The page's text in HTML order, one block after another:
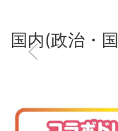
国内(政治・